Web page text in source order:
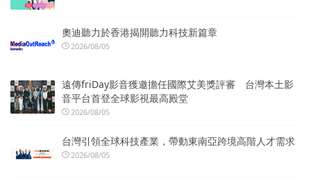
奧迪聽力於香港揭開聽力科技新篇章
2026/08/05
遠傳friDay影音獲邀擔任國際艾美獎評審 台灣本土影
音平台首登全球影視最高殿堂
2026/08/05
台灣引領全球科技產業，帶動東南亞跨境高階人才需求
2026/08/05